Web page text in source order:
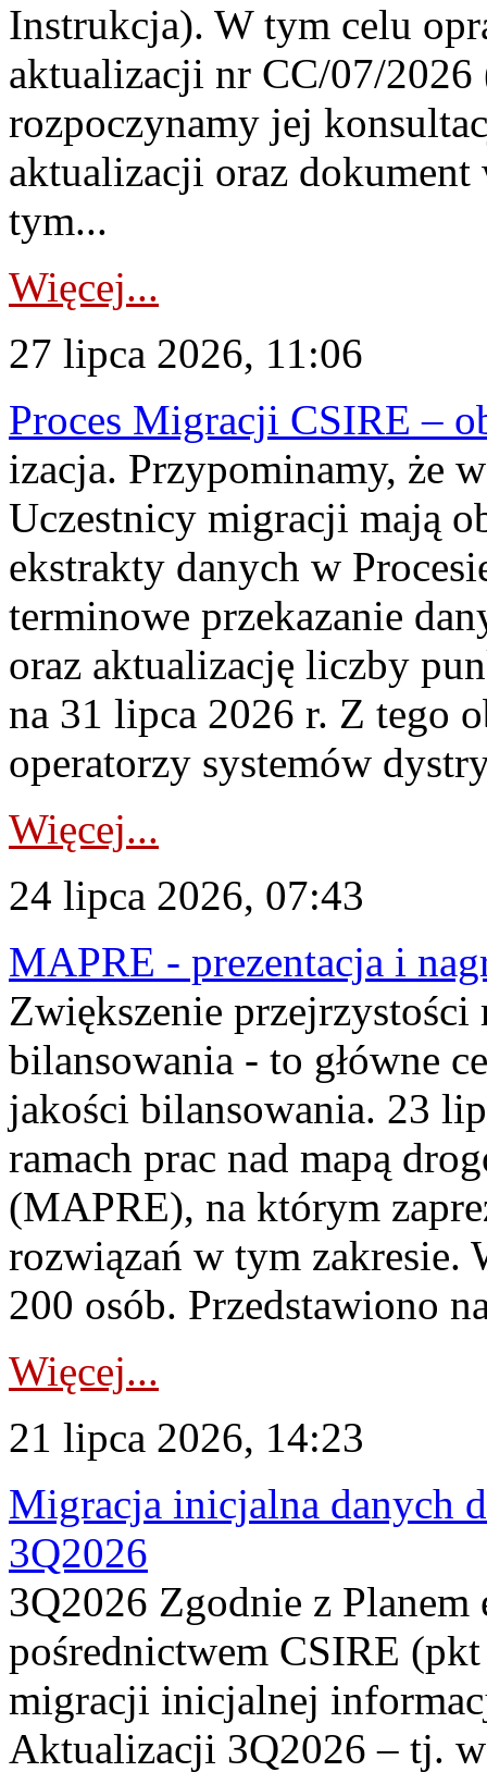
Instrukcja). W tym celu
aktualizacji nr CC/07/
rozpoczynamy jej
aktualizacji oraz
tym...
Więcej...
27 lipca 2026, 11:06
Proces Migracji CSIRE –
izacja. Przypominamy, że
Uczestnicy migracji mają
ekstrakty danych w
terminowe przekazanie
oraz aktualizację liczby
na 31 lipca 2026 r. Z tego
operatorzy systemów
Więcej...
24 lipca 2026, 07:43
MAPRE - prezentacja i
Zwiększenie
bilansowania - to główne
jakości bilansowania. 23
ramach prac nad mapą
(MAPRE), na którym
rozwiązań w tym zakresie.
200 osób. Przedstawiono
Więcej...
21 lipca 2026, 14:23
Migracja inicjalna danych
3Q2026
3Q2026 Zgodnie z
pośrednictwem CSIRE
migracji inicjalnej
Aktualizacji 3Q2026 – tj.